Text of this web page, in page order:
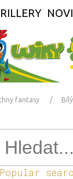
fantasy
Popular